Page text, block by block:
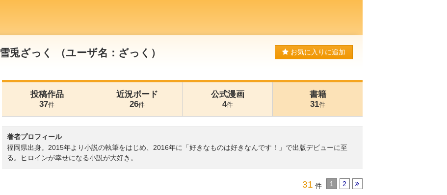
雪兎ざっく （ユーザ名：ざっく） お気に入りに追加
投稿作品
37件
近況ボード
26件
公式漫画
4件
書籍
31件
著者プロフィール
福岡県出身。2015年より小説の執筆をはじめ、2016年に「好きなものは好きなんです！」で出版デビューに至
る。ヒロインが幸せになる小説が大好き。
31 件 1 2